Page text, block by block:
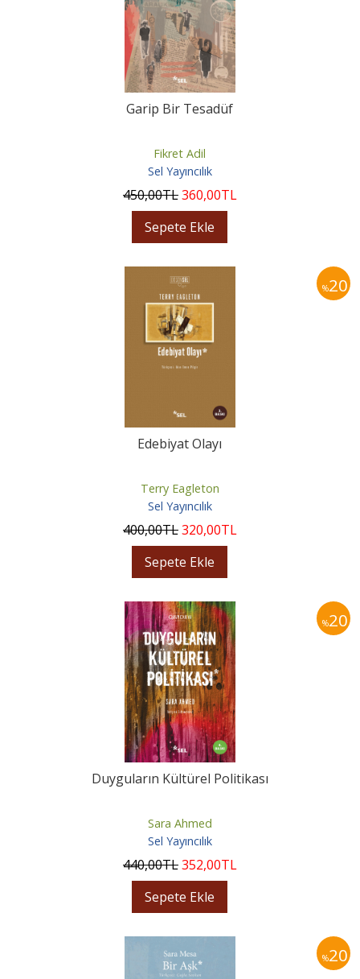
Garip Bir Tesadüf
Fikret Adil
Sel Yayıncılık
450,00TL360,00TL
Sepete Ekle
%20
Edebiyat Olayı
Terry Eagleton
Sel Yayıncılık
400,00TL320,00TL
Sepete Ekle
%20
Duyguların Kültürel Politikası
Sara Ahmed
Sel Yayıncılık
440,00TL352,00TL
Sepete Ekle
%20